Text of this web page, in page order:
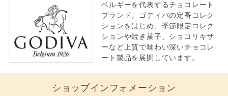
ベルギーを代表するチョコレート
ブランド。ゴディバの定番コレク
ションをはじめ、季節限定コレク
ションや焼き菓子、ショコリキサ
ーなど上質で味わい深いチョコレ
ート製品を展開しています。
ショップインフォメーション